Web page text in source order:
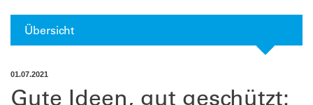
Übersicht
01.07.2021
Gute Ideen, gut geschützt: